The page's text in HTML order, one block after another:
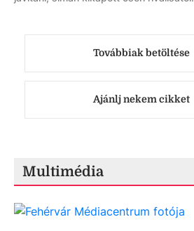
Továbbiak betöltése
Ajánlj nekem cikket
Multimédia